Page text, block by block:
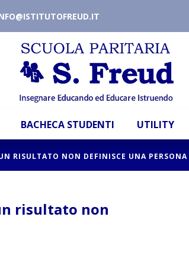
BACHECA STUDENTI UTILITY
RISULTATO NON DEFINISCE UNA PERSONA
risultato non